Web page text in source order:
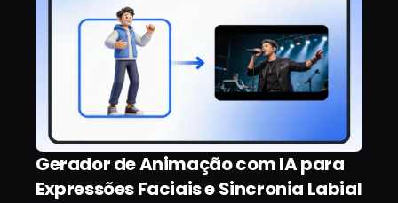
Gerador de Animação com IA para
Expressões Faciais e Sincronia Labial